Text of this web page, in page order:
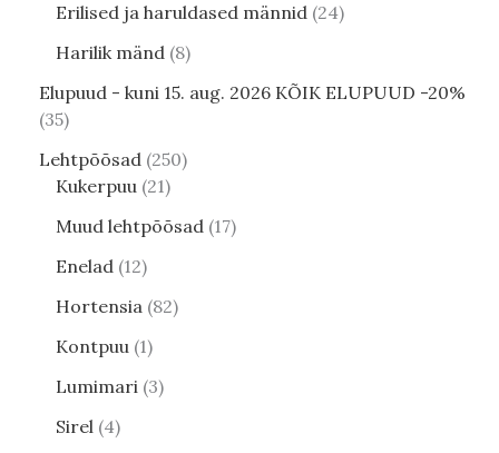
Erilised ja haruldased männid 24
Harilik mänd 8
Elupuud - kuni 15. aug. 2026 KÕIK ELUPUUD -20%
35
Lehtpõõsad 250
Kukerpuu 21
Muud lehtpõõsad 17
Enelad 12
Hortensia 82
Kontpuu 1
Lumimari 3
Sirel 4